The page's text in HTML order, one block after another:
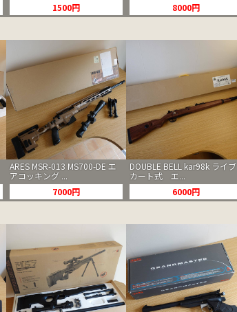
1500円
8000円
ARES MSR-013 MS700-DE エ
アコッキング ...
7000円
DOUBLE BELL kar98k ライブ
カート式 エ...
6000円